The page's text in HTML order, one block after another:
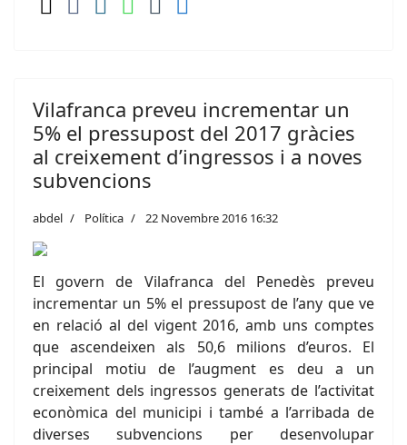
Vilafranca preveu incrementar un
5% el pressupost del 2017 gràcies
al creixement d’ingressos i a noves
subvencions
abdel Política 22 Novembre 2016 16:32
El govern de Vilafranca del Penedès preveu
incrementar un 5% el pressupost de l’any que ve
en relació al del vigent 2016, amb uns comptes
que ascendeixen als 50,6 milions d’euros. El
principal motiu de l’augment es deu a un
creixement dels ingressos generats de l’activitat
econòmica del municipi i també a l’arribada de
diverses subvencions per desenvolupar